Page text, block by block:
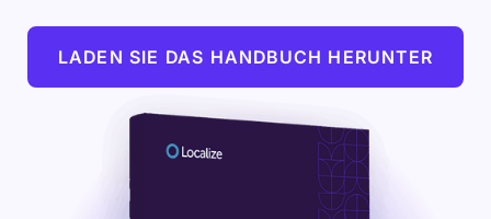
LADEN SIE DAS HANDBUCH HERUNTER